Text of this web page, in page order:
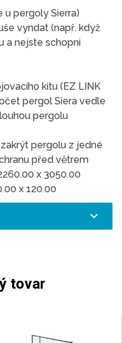
u pergoly Sierra)
vyndat (např. když
a nejste schopni
kitu (EZ LINK
pergol Siera vedle
pergolu
pergolu z jedné
před větrem
x 3050.00
x 120.00
tovar